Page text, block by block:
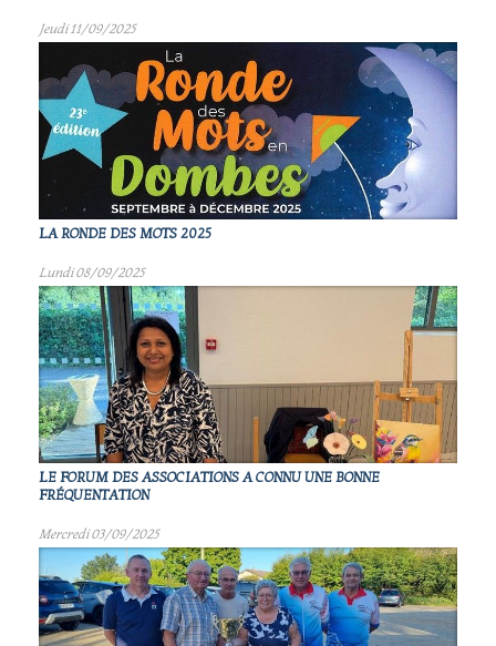
Jeudi 11/09/2025
LA RONDE DES MOTS 2025
Lundi 08/09/2025
LE FORUM DES ASSOCIATIONS A CONNU UNE BONNE
FRÉQUENTATION
Mercredi 03/09/2025